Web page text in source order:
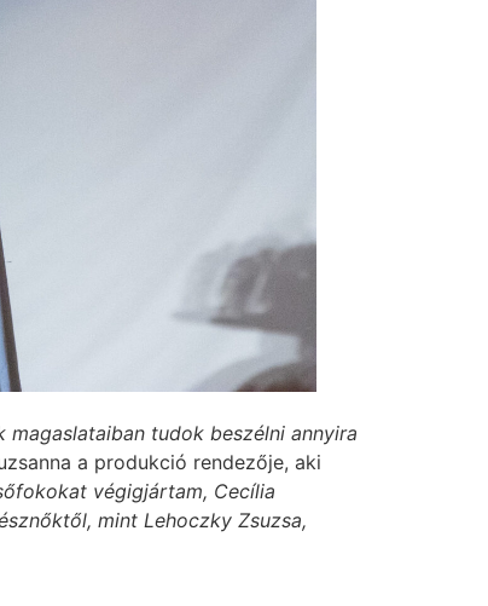
tudok beszélni annyira
a produkció rendezője, aki
végigjártam, Cecília
mint Lehoczky Zsuzsa,